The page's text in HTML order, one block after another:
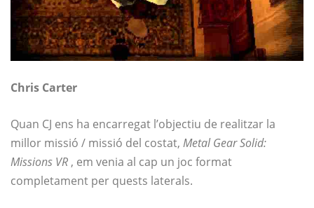
Chris Carter
Quan CJ ens ha encarregat l’objectiu de realitzar la
millor missió / missió del costat, Metal Gear Solid:
Missions VR , em venia al cap un joc format
completament per quests laterals.